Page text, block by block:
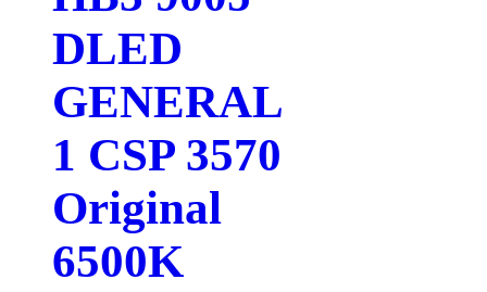
DLED
GENERAL
1 CSP 3570
Original
6500K